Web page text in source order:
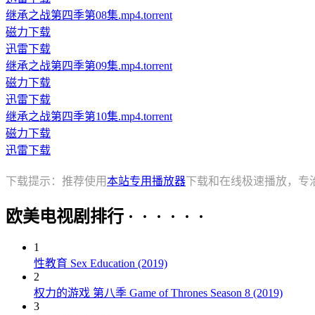
继承之战第四季第08集.mp4.torrent
磁力下载
迅雷下载
继承之战第四季第09集.mp4.torrent
磁力下载
迅雷下载
继承之战第四季第10集.mp4.torrent
磁力下载
迅雷下载
下载提示：推荐使用本站专用播放器下载和在线极速播放，专
欧美电视剧排行 · · · · · ·
1
性教育 Sex Education (2019)
2
权力的游戏 第八季 Game of Thrones Season 8 (2019)
3